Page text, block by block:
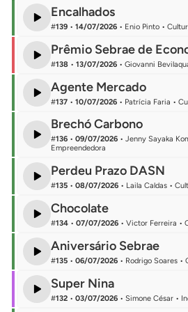
Editorias
Cultura Empreendedora
Dados
Economia & Política
Inovação & Tecnologia
Ordenar por
Mais recentes
Mais relevantes
Encalhados
#139 • 14/07/2026 • Enio Pinto •
Prêmio Sebrae de
#138 • 13/07/2026 • Giovanni
Agente Mercado
#137 • 10/07/2026 • Patrícia Faria •
Brechó Carbono
#136 • 09/07/2026 • Jenny Sayaka
Empreendedora
Perdeu Prazo DASN
#135 • 08/07/2026 • Laila Caldas •
Chocolate
#134 • 07/07/2026 • Victor Ferreira •
Aniversário Sebrae
#135 • 06/07/2026 • Rodrigo Soares •
Super Nina
#132 • 03/07/2026 • Simone César •